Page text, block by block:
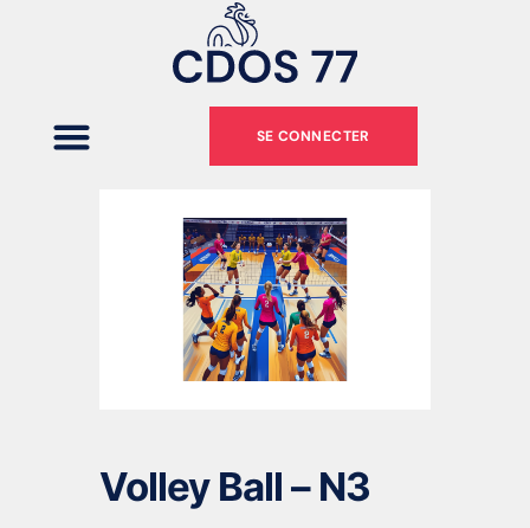
SE CONNECTER
Volley Ball – N3